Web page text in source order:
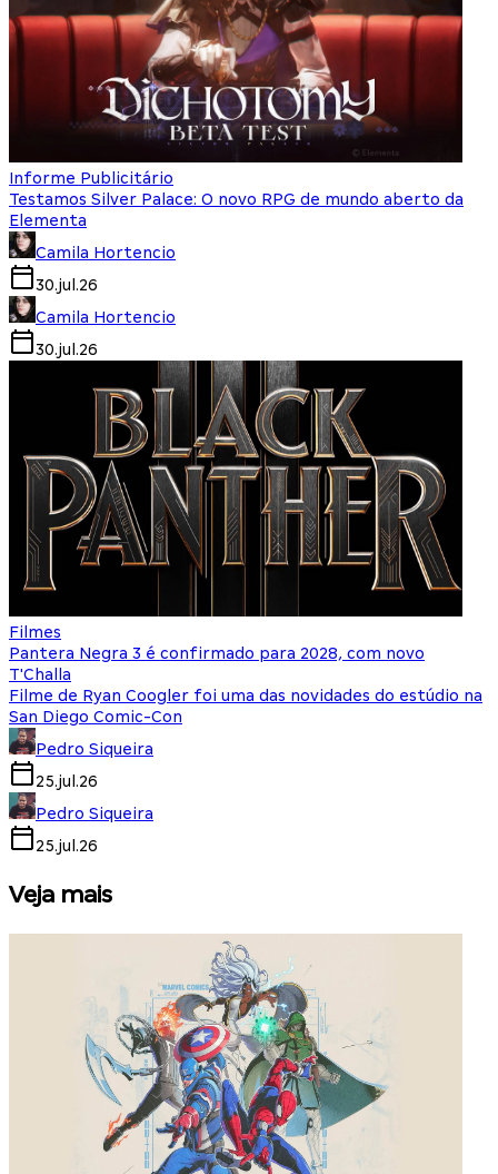
Informe Publicitário
Testamos Silver Palace: O novo RPG de mundo aberto da
Elementa
Camila Hortencio
30.jul.26
Camila Hortencio
30.jul.26
Filmes
Pantera Negra 3 é confirmado para 2028, com novo
T'Challa
Filme de Ryan Coogler foi uma das novidades do estúdio na
San Diego Comic-Con
Pedro Siqueira
25.jul.26
Pedro Siqueira
25.jul.26
Veja mais